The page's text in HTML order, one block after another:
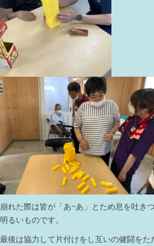
崩れた際は皆が「あ~あ」とため息を吐き
明るいものです。
最後は協力して片付けをし互いの健闘をた